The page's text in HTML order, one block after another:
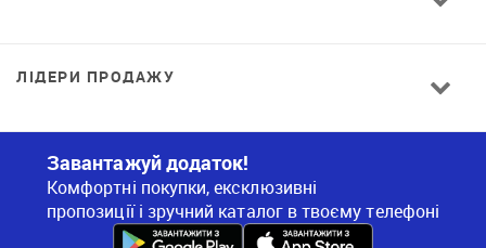
ЛІДЕРИ ПРОДАЖУ
Завантажуй додаток!
Комфортні покупки, ексклюзивні
пропозиції і зручний каталог в твоєму телефоні